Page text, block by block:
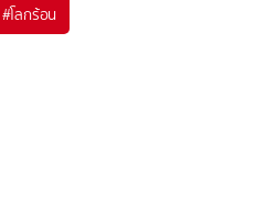
#โลกร้อน